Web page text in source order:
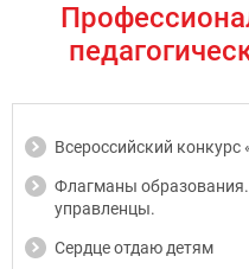
Всероссийский конкурс
Флагманы
управленцы.
Сердце отдаю детям